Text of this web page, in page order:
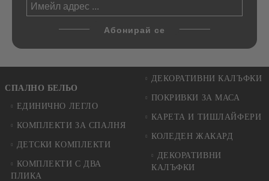
СПАЛНО БЕЛЬО
ЕДИНИЧНО ЛЕГЛО
КОМПЛЕКТИ ЗА СПАЛНЯ
ДЕТСКИ КОМПЛЕКТИ
КОМПЛЕКТИ С ДВА
ПЛИКА
ДЕКОРАТИВНИ КАЛЪФКИ
ПОКРИВКИ ЗА МАСА
КАРЕТА И ТИШЛАЙФЕРИ
КОЛЕДЕН ЖАКАРД
ДЕКОРАТИВНИ
КАЛЪФКИ